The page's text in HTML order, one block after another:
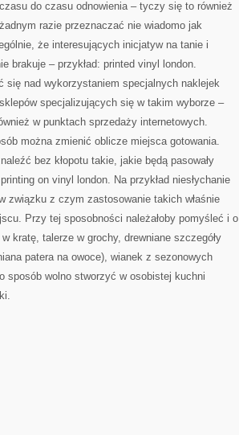
do czasu odnowienia – tyczy się to również
razie przeznaczać nie wiadomo jak
że interesujących inicjatyw na tanie i
brakuje – przykład: printed vinyl london.
się nad wykorzystaniem specjalnych naklejek
specjalizujących się w takim wyborze –
w punktach sprzedaży internetowych.
można zmienić oblicze miejsca gotowania.
bez kłopotu takie, jakie będą pasowały
on vinyl london. Na przykład niesłychanie
związku z czym zastosowanie takich właśnie
Przy tej sposobności należałoby pomyśleć i o
kratę, talerze w grochy, drewniane szczegóły
patera na owoce), wianek z sezonowych
sposób wolno stworzyć w osobistej kuchni